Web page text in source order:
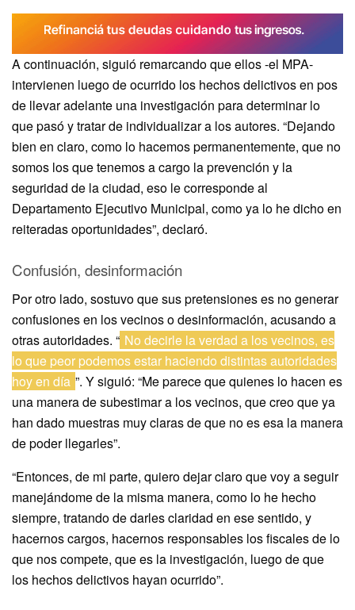
A continuación, siguió remarcando que ellos -el MPA-
intervienen luego de ocurrido los hechos delictivos en pos
de llevar adelante una investigación para determinar lo
que pasó y tratar de individualizar a los autores. “Dejando
bien en claro, como lo hacemos permanentemente, que no
somos los que tenemos a cargo la prevención y la
seguridad de la ciudad, eso le corresponde al
Departamento Ejecutivo Municipal, como ya lo he dicho en
reiteradas oportunidades”, declaró.
Confusión, desinformación
Por otro lado, sostuvo que sus pretensiones es no generar
confusiones en los vecinos o desinformación, acusando a
otras autoridades. “ No decirle la verdad a los vecinos, es
lo que peor podemos estar haciendo distintas autoridades
hoy en día ”. Y siguió: “Me parece que quienes lo hacen es
una manera de subestimar a los vecinos, que creo que ya
han dado muestras muy claras de que no es esa la manera
de poder llegarles”.
“Entonces, de mi parte, quiero dejar claro que voy a seguir
manejándome de la misma manera, como lo he hecho
siempre, tratando de darles claridad en ese sentido, y
hacernos cargos, hacernos responsables los fiscales de lo
que nos compete, que es la investigación, luego de que
los hechos delictivos hayan ocurrido”.